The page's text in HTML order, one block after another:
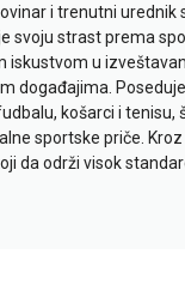
i trenutni urednik
svoju strast prema
iskustvom u
događajima.
košarci i tenisu,
sportske priče.
da održi visok